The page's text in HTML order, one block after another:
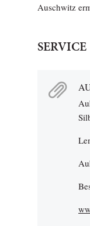
Auschwitz
SERVICE